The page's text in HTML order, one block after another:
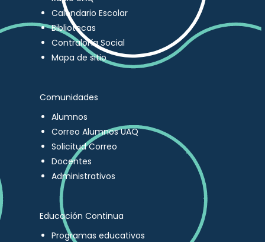
Calendario Escolar
Bibliotecas
Contraloría Social
Mapa de sitio
Comunidades
Alumnos
Correo Alumnos UAQ
Solicitud Correo
Docentes
Administrativos
Educación Continua
Programas educativos